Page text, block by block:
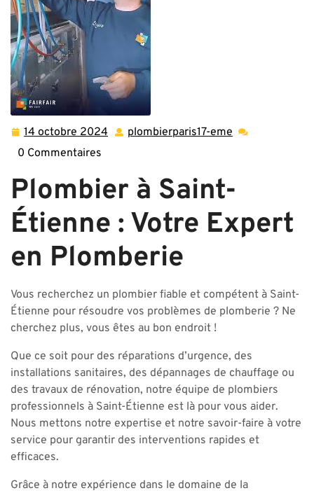
14 octobre 2024 14 plombierparis17-eme
0 Commentaires
Plombier à Saint-
Étienne : Votre Expert
en Plomberie
Vous recherchez un plombier fiable et compétent à Saint-
Étienne pour résoudre vos problèmes de plomberie ? Ne
cherchez plus, vous êtes au bon endroit !
Que ce soit pour des réparations d’urgence, des
installations sanitaires, des dépannages de chauffage ou
des travaux de rénovation, notre équipe de plombiers
professionnels à Saint-Étienne est là pour vous aider.
Nous mettons notre expertise et notre savoir-faire à votre
service pour garantir des interventions rapides et
efficaces.
Grâce à notre expérience dans le domaine de la